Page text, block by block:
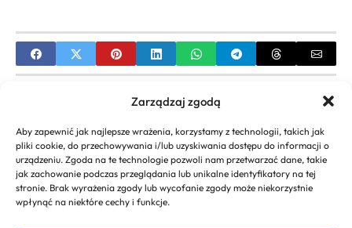
Zarządzaj zgodą
Aby zapewnić jak najlepsze wrażenia, korzystamy z technologii, takich jak
pliki cookie, do przechowywania i/lub uzyskiwania dostępu do informacji o
urządzeniu. Zgoda na te technologie pozwoli nam przetwarzać dane, takie
jak zachowanie podczas przeglądania lub unikalne identyfikatory na tej
stronie. Brak wyrażenia zgody lub wycofanie zgody może niekorzystnie
wpłynąć na niektóre cechy i funkcje.
Ogrody Ninjago: Kompleksowy przewodnik
budowania
NEXT
Nowoczesne projektowanie wnętrz we Wrocławiu
– jak stworzyć przestrzeń, która inspiruje?